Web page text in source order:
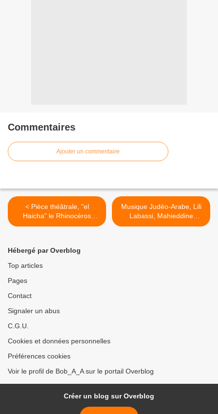
Commentaires
Ajouter un commentaire
< Pièce théâtrale, "el
Haicha" le Rhinocéros
(2018) مسرحية جزائرية -
Musique Judéo-Arabe, Lili
Labassi, Mahieddine
Bachtarzi, en 1934 à Nice,
Hébergé par Overblog
Top articles
Pages
Contact
Signaler un abus
C.G.U.
Cookies et données personnelles
Préférences cookies
Voir le profil de Bob_A_A sur le portail Overblog
Créer un blog sur Overblog